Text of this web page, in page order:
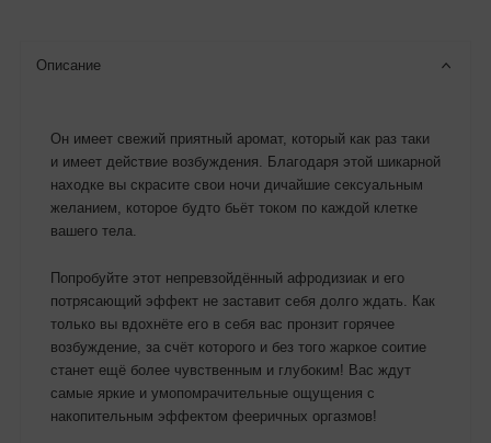
Описание
Он имеет свежий приятный аромат, который как раз таки
и имеет действие возбуждения. Благодаря этой шикарной
находке вы скрасите свои ночи дичайшие сексуальным
желанием, которое будто бьёт током по каждой клетке
вашего тела.
Попробуйте этот непревзойдённый афродизиак и его
потрясающий эффект не заставит себя долго ждать. Как
только вы вдохнёте его в себя вас пронзит горячее
возбуждение, за счёт которого и без того жаркое соитие
станет ещё более чувственным и глубоким! Вас ждут
самые яркие и умопомрачительные ощущения с
накопительным эффектом фееричных оргазмов!